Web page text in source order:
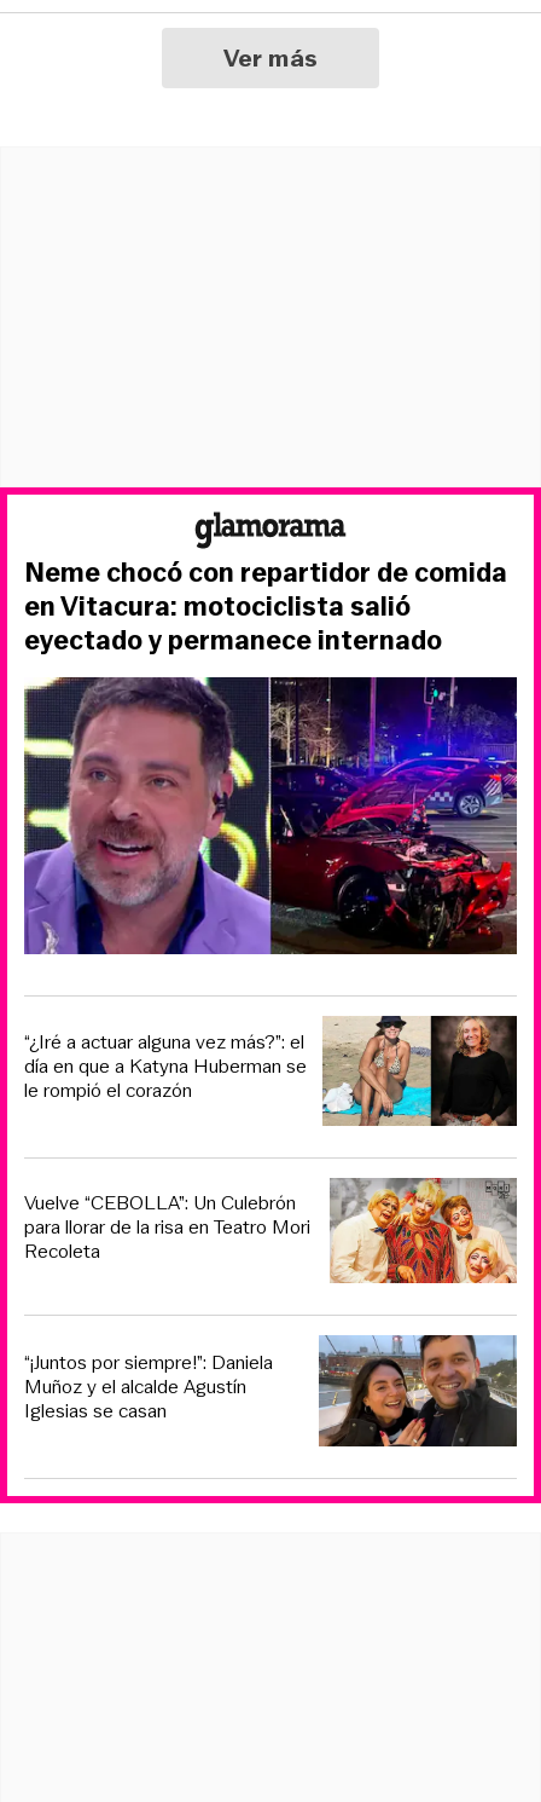
Ver más
Neme chocó con repartidor de comida
en Vitacura: motociclista salió
eyectado y permanece internado
“¿Iré a actuar alguna vez más?”: el
día en que a Katyna Huberman se
le rompió el corazón
Vuelve “CEBOLLA”: Un Culebrón
para llorar de la risa en Teatro Mori
Recoleta
“¡Juntos por siempre!”: Daniela
Muñoz y el alcalde Agustín
Iglesias se casan